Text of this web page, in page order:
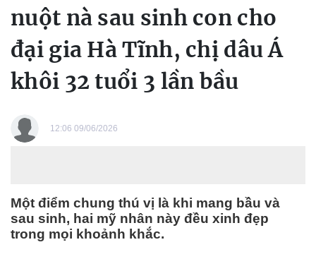
nuột nà sau sinh con cho
đại gia Hà Tĩnh, chị dâu Á
khôi 32 tuổi 3 lần bầu
12:06 09/06/2026
Một điểm chung thú vị là khi mang bầu và
sau sinh, hai mỹ nhân này đều xinh đẹp
trong mọi khoảnh khắc.